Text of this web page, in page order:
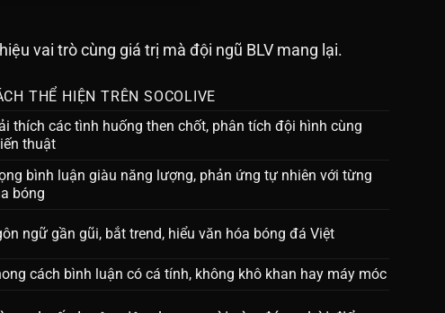
vai trò cùng giá trị mà đội ngũ BLV mang lại.
THỂ HIỆN TRÊN SOCOLIVE
thích các tình huống then chốt, phân tích đội hình cùng
thuật
bình luận giàu năng lượng, phản ứng tự nhiên với từng
bóng
ngữ gần gũi, bắt trend, hiểu văn hóa bóng đá Việt
cách bình luận có cá tính, không khô khan hay máy móc